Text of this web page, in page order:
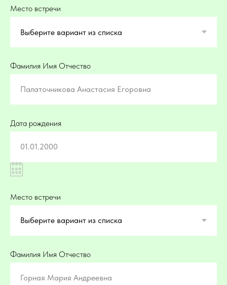
Место встречи
Фамилия Имя Отчество
Палаточникова Анастасия Егоровна
Дата рождения
01.01.2000
Место встречи
Фамилия Имя Отчество
Горная Мария Андреевна